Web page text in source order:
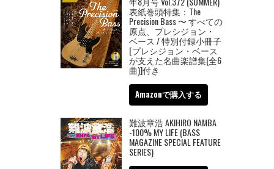
表紙巻頭特集：The
Precision Bass 〜 すべての
原点、プレシジョン・
ベース / 特別付録小冊子
[プレシジョン・ベース
が支えた名曲楽譜集(全6
曲)]付き
Amazonで購入する
難波章浩 AKIHIRO NAMBA
-100% MY LIFE (BASS
MAGAZINE SPECIAL FEATURE
SERIES)